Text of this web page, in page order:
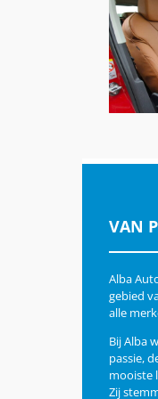
VAN
Alba
gebied
alle
Bij Alba
passie,
mooiste
Zij